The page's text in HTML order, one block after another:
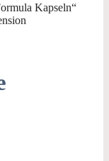
Kapseln“